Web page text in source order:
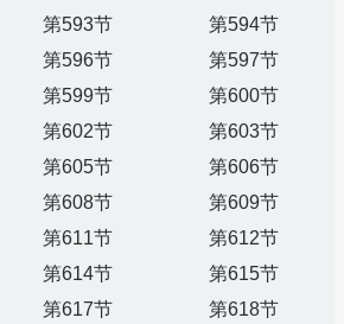
第593节
第594节
第596节
第597节
第599节
第600节
第602节
第603节
第605节
第606节
第608节
第609节
第611节
第612节
第614节
第615节
第617节
第618节